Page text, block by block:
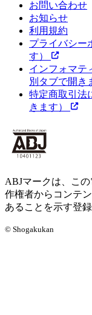
お問い合わせ
お知らせ
利用規約
プライバシー
す）
インフォマテ
別タブで開き
特定商取引法
きます）
ABJマークは、こ
作権者からコンテ
あることを示す登
© Shogakukan